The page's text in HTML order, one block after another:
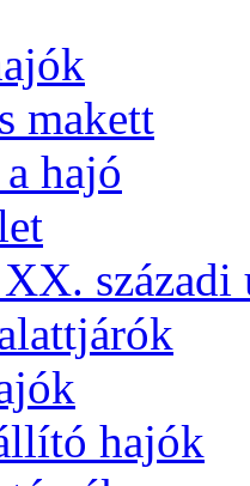
makett
hajó
századi
hajók